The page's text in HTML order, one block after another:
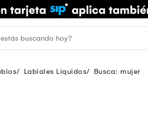
Labiales Líquidos Busca: mujer